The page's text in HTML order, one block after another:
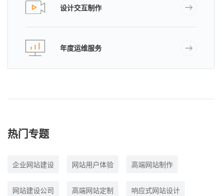
设计交互制作
年度运维服务
热门专题
企业网站建设 网站用户体验 高端网站制作
网站建设公司 高端网站定制 响应式网站设计